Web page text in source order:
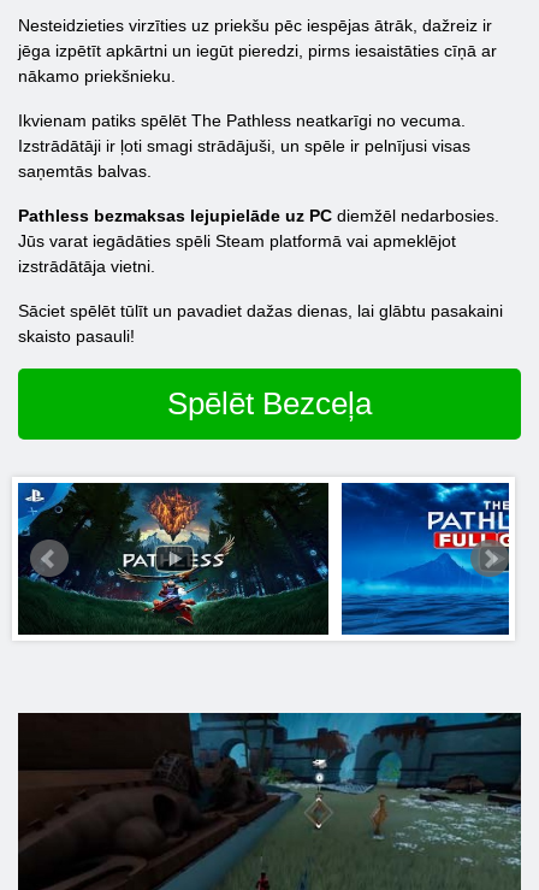
Nesteidzieties virzīties uz priekšu pēc iespējas ātrāk, dažreiz ir
jēga izpētīt apkārtni un iegūt pieredzi, pirms iesaistāties cīņā ar
nākamo priekšnieku.
Ikvienam patiks spēlēt The Pathless neatkarīgi no vecuma.
Izstrādātāji ir ļoti smagi strādājuši, un spēle ir pelnījusi visas
saņemtās balvas.
Pathless bezmaksas lejupielāde uz PC diemžēl nedarbosies.
Jūs varat iegādāties spēli Steam platformā vai apmeklējot
izstrādātāja vietni.
Sāciet spēlēt tūlīt un pavadiet dažas dienas, lai glābtu pasakaini
skaisto pasauli!
Spēlēt Bezceļa